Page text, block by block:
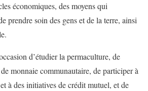
économiques, des moyens qui
prendre soin des gens et de la terre, ainsi
d’étudier la permaculture, de
monnaie communautaire, de participer à
à des initiatives de crédit mutuel, et de